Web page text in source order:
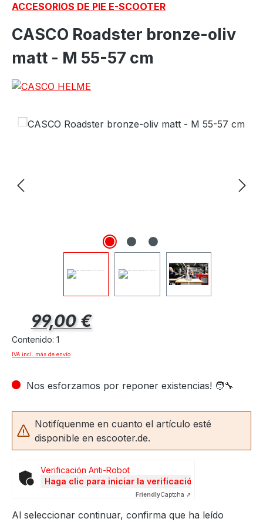
ACCESORIOS DE PIE E-SCOOTER
CASCO Roadster bronze-oliv
matt - M 55-57 cm
Precio normal:
99,00 €
Contenido: 1
IVA incl. más de envío
Nos esforzamos por reponer existencias! 🧑‍🔧
Notifíquenme en cuanto el artículo esté
disponible en escooter.de.
Verificación Anti-Robot
Haga clic para iniciar la verificación
FriendlyCaptcha ⇗
Al seleccionar continuar, confirma que ha leído